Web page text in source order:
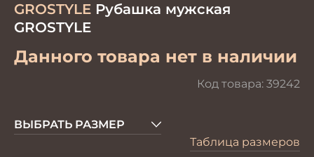
GROSTYLE Рубашка мужская
GROSTYLE
Данного товара нет в наличии
Код товара: 39242
ВЫБРАТЬ РАЗМЕР
Таблица размеров